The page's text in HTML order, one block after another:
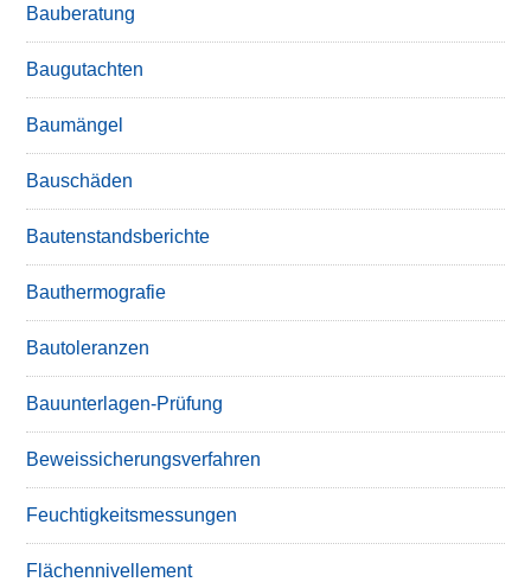
Bauberatung
Baugutachten
Baumängel
Bauschäden
Bautenstandsberichte
Bauthermografie
Bautoleranzen
Bauunterlagen-Prüfung
Beweissicherungsverfahren
Feuchtigkeitsmessungen
Flächennivellement